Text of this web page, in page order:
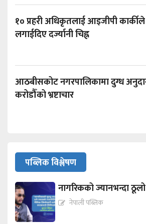
१० प्रहरी अधिकृतलाई आइजीपी कार्कीले
लगाईदिए दर्ज्यानी चिह्न
आठबीसकोट नगरपालिकामा दुग्ध
करोडौँको भ्रष्टाचार
पब्लिक विश्लेषण
नागरिकको ज्यानभन्दा
नेपाली पब्लिक